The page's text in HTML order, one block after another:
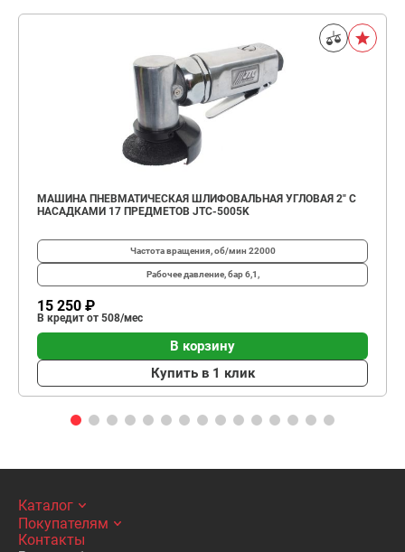
МАШИНА ПНЕВМАТИЧЕСКАЯ ШЛИФОВАЛЬНАЯ УГЛОВАЯ 2" С
НАСАДКАМИ 17 ПРЕДМЕТОВ JTC-5005K
Частота вращения, об/мин 22000
Рабочее давление, бар6,1,
15 250 ₽
В кредит от 508/мес
В корзину
Купить в 1 клик
Каталог
Покупателям
Контакты